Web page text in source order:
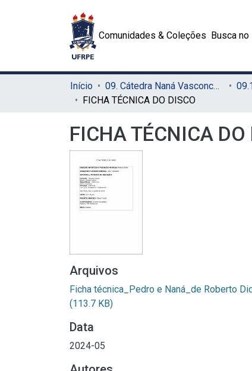
Comunidades & Coleções Busca
Início 09. Cátedra Naná Vasconcelos (CNV)
FICHA TÉCNICA DO DISCO
FICHA TÉCNICA DO
Arquivos
Ficha técnica_Pedro e Naná_de Roberto
(113.7 KB)
Data
2024-05